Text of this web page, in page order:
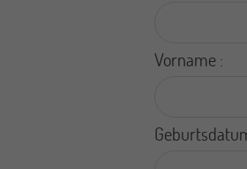
Vorname :